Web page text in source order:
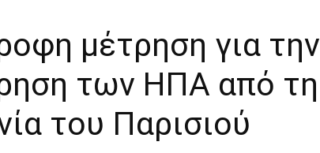
μέτρηση για την
των ΗΠΑ από τη
του Παρισιού